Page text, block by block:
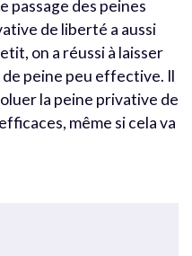
passage des peines
de liberté a aussi
on a réussi à laisser
peine peu effective. Il
la peine privative de
même si cela va